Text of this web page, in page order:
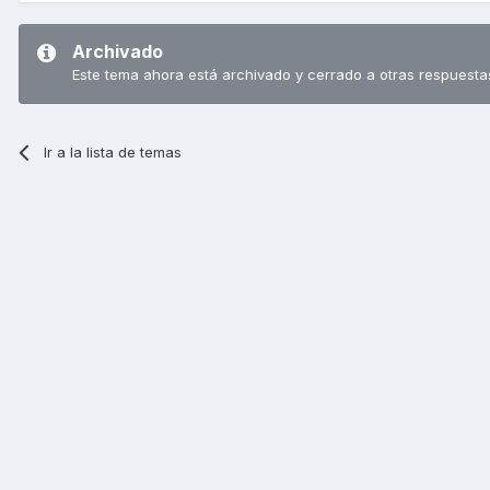
Archivado
Este tema ahora está archivado y cerrado a otras
Ir a la lista de temas